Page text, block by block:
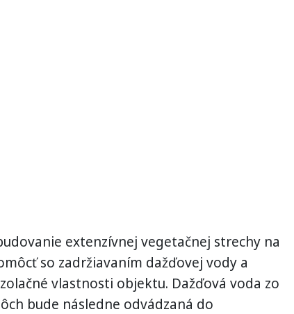
extenzívnej vegetačnej strechy na
so zadržiavaním dažďovej vody a
vlastnosti objektu. Dažďová voda zo
bude následne odvádzaná do